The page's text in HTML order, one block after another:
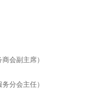
会副主席）
分会主任）